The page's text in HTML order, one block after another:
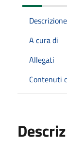
Descrizione
A cura di
Allegati
Contenuti